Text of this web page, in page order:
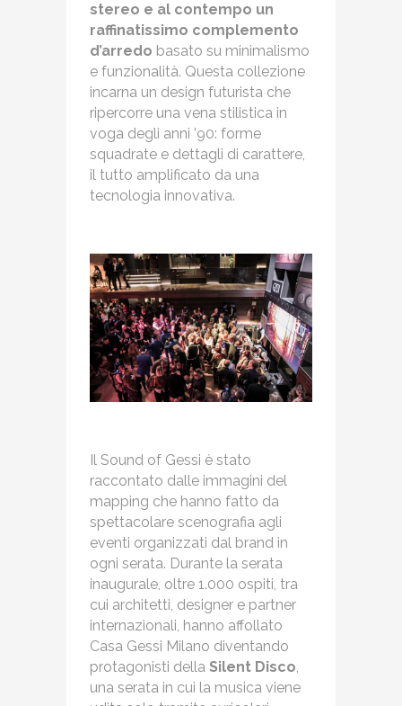
stereo e al contempo un
raffinatissimo complemento
d’arredo basato su minimalismo
e funzionalità. Questa collezione
incarna un design futurista che
ripercorre una vena stilistica in
voga degli anni ’90: forme
squadrate e dettagli di carattere,
il tutto amplificato da una
tecnologia innovativa.
Il Sound of Gessi è stato
raccontato dalle immagini del
mapping che hanno fatto da
spettacolare scenografia agli
eventi organizzati dal brand in
ogni serata. Durante la serata
inaugurale, oltre 1.000 ospiti, tra
cui architetti, designer e partner
internazionali, hanno affollato
Casa Gessi Milano diventando
protagonisti della Silent Disco,
una serata in cui la musica viene